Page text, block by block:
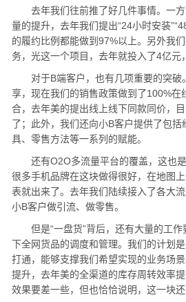
去年我们往前推了好几件事情。一方
量的提升，去年我们提出“24小时安装
的履约比例都能做到97%以上。另外我
务，光这一个项目，去年就投入了4亿元
对于B端客户，也有几项重要的突破
享，现在我们的销售政策做到了100%在
合，去年美的提出线上线下同款同价，
了；此外，我们还向小B客户提供了包括
具、零售方法等一系列的赋能。
还有O2O多流量平台的覆盖，这也是
很多手机品牌在这块做得很好，在地图
表就出来了。去年我们陆续接入了各大
小B客户做引流、做零售。
但是“一盘货”背后，还有大量的工作
下全网货品的调度和管理。我们的计划
打通，能够支撑我们希望实现的业务场
提升，去年美的全渠道的库存周转效率
效果要差一些，但也恰恰说明，这一块还